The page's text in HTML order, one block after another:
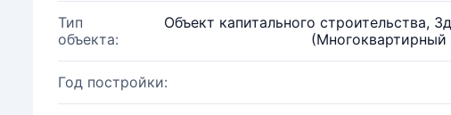
Тип
объекта:
Объект капитального строительства,
Год постройки: